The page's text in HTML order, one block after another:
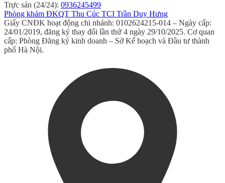
Trực sản (24/24): 0936245499
Phòng khám ĐKQT Thu Cúc TCI Trần Duy Hưng
Giấy CNĐK hoạt động chi nhánh: 0102624215-014 – Ngày cấp:
24/01/2019, đăng ký thay đổi lần thứ 4 ngày 29/10/2025. Cơ quan
cấp: Phòng Đăng ký kinh doanh – Sở Kế hoạch và Đầu tư thành
phố Hà Nội.